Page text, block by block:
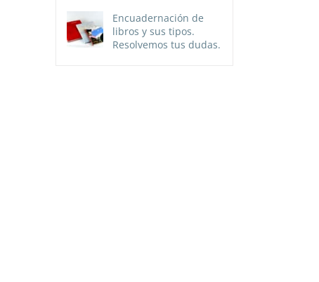
Encuadernación de
libros y sus tipos.
Resolvemos tus dudas.